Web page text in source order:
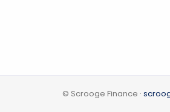
© Scrooge Finance ·